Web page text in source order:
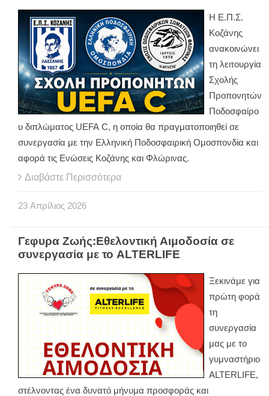
Η Ε.Π.Σ.
Κοζάνης
ανακοινώνει
τη λειτουργία
Σχολής
Προπονητών
Ποδοσφαίρο
υ διπλώματος UEFA C, η οποία θα πραγματοποιηθεί σε
συνεργασία με την Ελληνική Ποδοσφαιρική Ομοσπονδία και
αφορά τις Ενώσεις Κοζάνης και Φλώρινας.
Διαβάστε Περισσότερα
23 Απρίλιος 2026
Γεφυρα Ζωής:Εθελοντική Αιμοδοσία σε
συνεργασία με το ALTERLIFE
Ξεκινάμε για
πρώτη φορά
τη
συνεργασία
μας με το
γυμναστήριο
ALTERLIFE,
στέλνοντας ένα δυνατό μήνυμα προσφοράς και